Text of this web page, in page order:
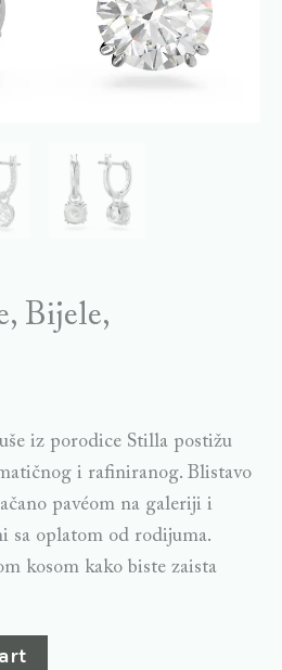
Bijele,
iz porodice Stilla postižu
i rafiniranog. Blistavo
pavéom na galeriji i
sa oplatom od rodijuma.
kosom kako biste zaista